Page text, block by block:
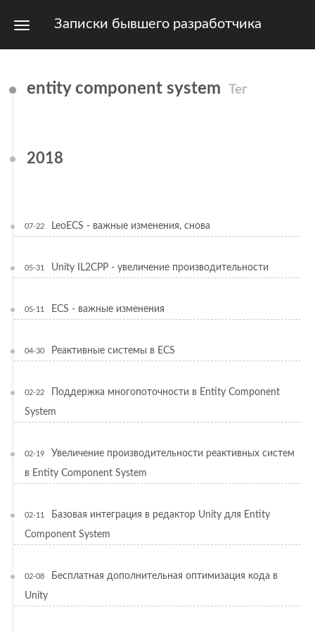
Записки бывшего разработчика
entity component system Тег
2018
07-22 LeoECS - важные изменения, снова
05-31 Unity IL2CPP - увеличение производительности
05-11 ECS - важные изменения
04-30 Реактивные системы в ECS
02-22
Поддержка многопоточности в Entity Component
System
02-19
Увеличение производительности реактивных систем
в Entity Component System
02-11
Базовая интеграция в редактор Unity для Entity
Component System
02-08
Бесплатная дополнительная оптимизация кода в
Unity